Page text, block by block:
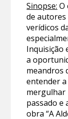
Sinopse: O
de
verídicos
Inquisição
a
meandros
entender a
mergulhar
passado e
obra “A